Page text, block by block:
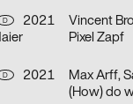
D
2021
Vincent
Pixel Zapf
D
2021